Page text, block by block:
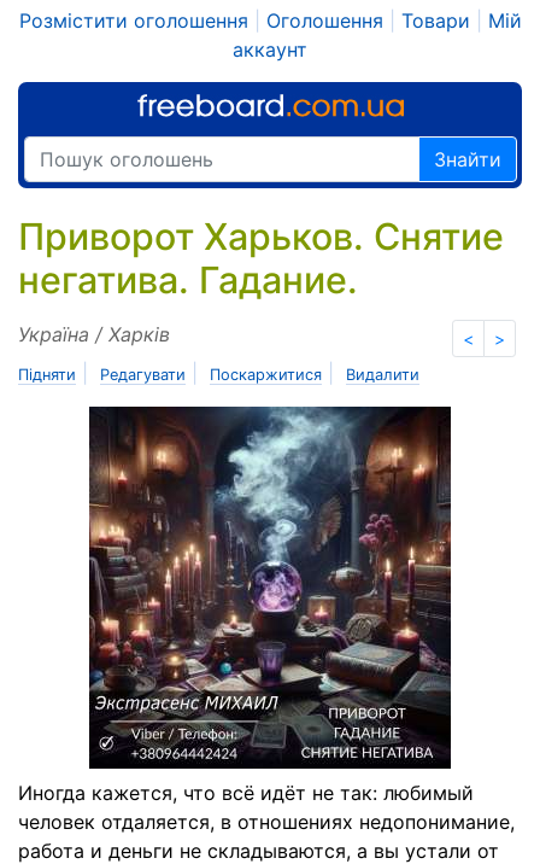
Розмістити оголошення Оголошення Товари
Мій
аккаунт
Знайти
Приворот Харьков. Снятие
негатива. Гадание.
< >
Україна / Харків
Підняти Редагувати Поскаржитися Видалити
Иногда кажется, что всё идёт не так: любимый
человек отдаляется, в отношениях недопонимание,
работа и деньги не складываются, а вы устали от